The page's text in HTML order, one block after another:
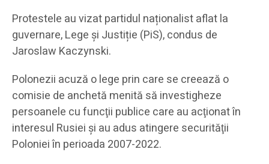
Protestele au vizat partidul naționalist aflat la
guvernare, Lege și Justiție (PiS), condus de
Jaroslaw Kaczynski.
Polonezii acuză o lege prin care se creează o
comisie de anchetă menită să investigheze
persoanele cu funcţii publice care au acţionat în
interesul Rusiei şi au adus atingere securităţii
Poloniei în perioada 2007-2022.